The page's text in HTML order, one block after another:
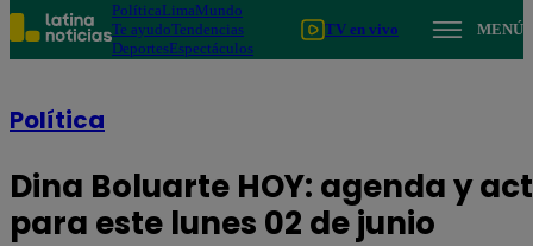
PolíticaLimaMundo
Te ayudoTendencias
DeportesEspectáculos
TV en vivo MENÚ
Política
Dina Boluarte HOY: agenda y
para este lunes 02 de junio